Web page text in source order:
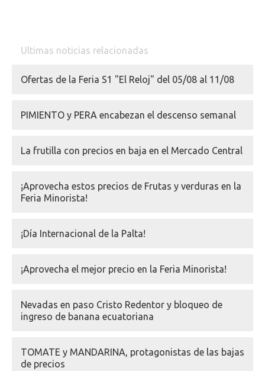
Ultimas noticias relacionadas
Ofertas de la Feria S1 "El Reloj" del 05/08 al 11/08
PIMIENTO y PERA encabezan el descenso semanal
La frutilla con precios en baja en el Mercado Central
¡Aprovecha estos precios de Frutas y verduras en la
Feria Minorista!
¡Día Internacional de la Palta!
¡Aprovecha el mejor precio en la Feria Minorista!
Nevadas en paso Cristo Redentor y bloqueo de
ingreso de banana ecuatoriana
TOMATE y MANDARINA, protagonistas de las bajas
de precios